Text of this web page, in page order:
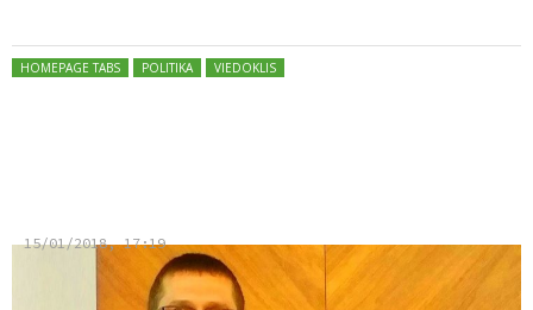
Posted in:
HOMEPAGE TABS POLITIKA VIEDOKLIS
15/01/2018, 17:19